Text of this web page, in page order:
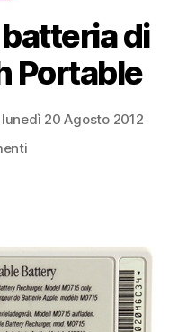
di
Portable
lunedì 20 Agosto 2012
su
un
Macintosh
Portable